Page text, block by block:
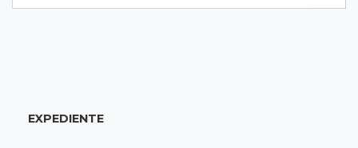
18:33Em 2022
EXPEDIENTE